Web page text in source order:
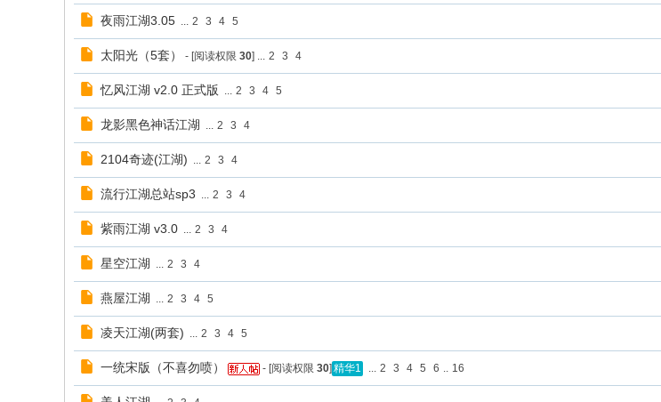
夜雨江湖3.05 ... 2 3 4 5
太阳光（5套） - [阅读权限 30] ... 2 3 4
忆风江湖 v2.0 正式版 ... 2 3 4 5
龙影黑色神话江湖 ... 2 3 4
2104奇迹(江湖) ... 2 3 4
流行江湖总站sp3 ... 2 3 4
紫雨江湖 v3.0 ... 2 3 4
星空江湖 ... 2 3 4
燕屋江湖 ... 2 3 4 5
凌天江湖(两套) ... 2 3 4 5
一统宋版（不喜勿喷） - [阅读权限 30] 精华1 ... 2 3 4 5 6 .. 16